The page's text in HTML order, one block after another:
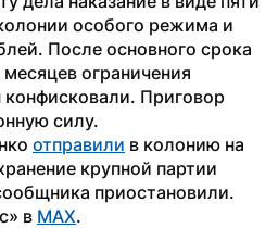
особого режима и
После основного срока
ограничения
Приговор
силу.
отправили в колонию на
крупной партии
приостановили.
в MAX.